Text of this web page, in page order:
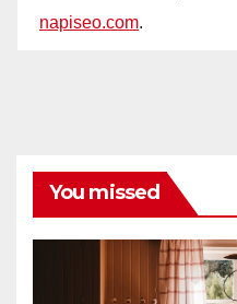
napiseo.com.
You missed